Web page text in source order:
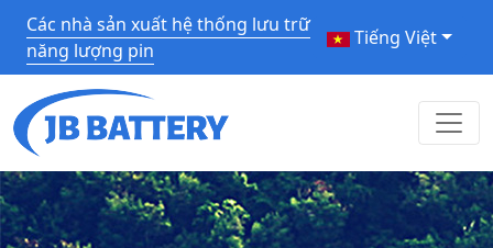
Các nhà sản xuất hệ thống lưu trữ
năng lượng pin
Tiếng Việt